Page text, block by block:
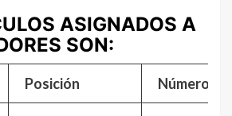
ASIGNADOS A
SON:
Posición Número